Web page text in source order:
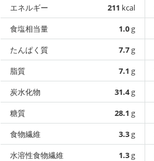
エネルギー 211 kcal
食塩相当量
1.0g
たんぱく質
7.7g
脂質
7.1 g
炭水化物
31.4g
糖質
28.1 g
食物繊維
3.3g
水溶性食物繊維
1.3g